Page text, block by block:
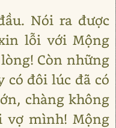
Nói ra được
lỗi với Mộng
Còn những
có đôi lúc đã có
chàng không
vợ mình! Mộng